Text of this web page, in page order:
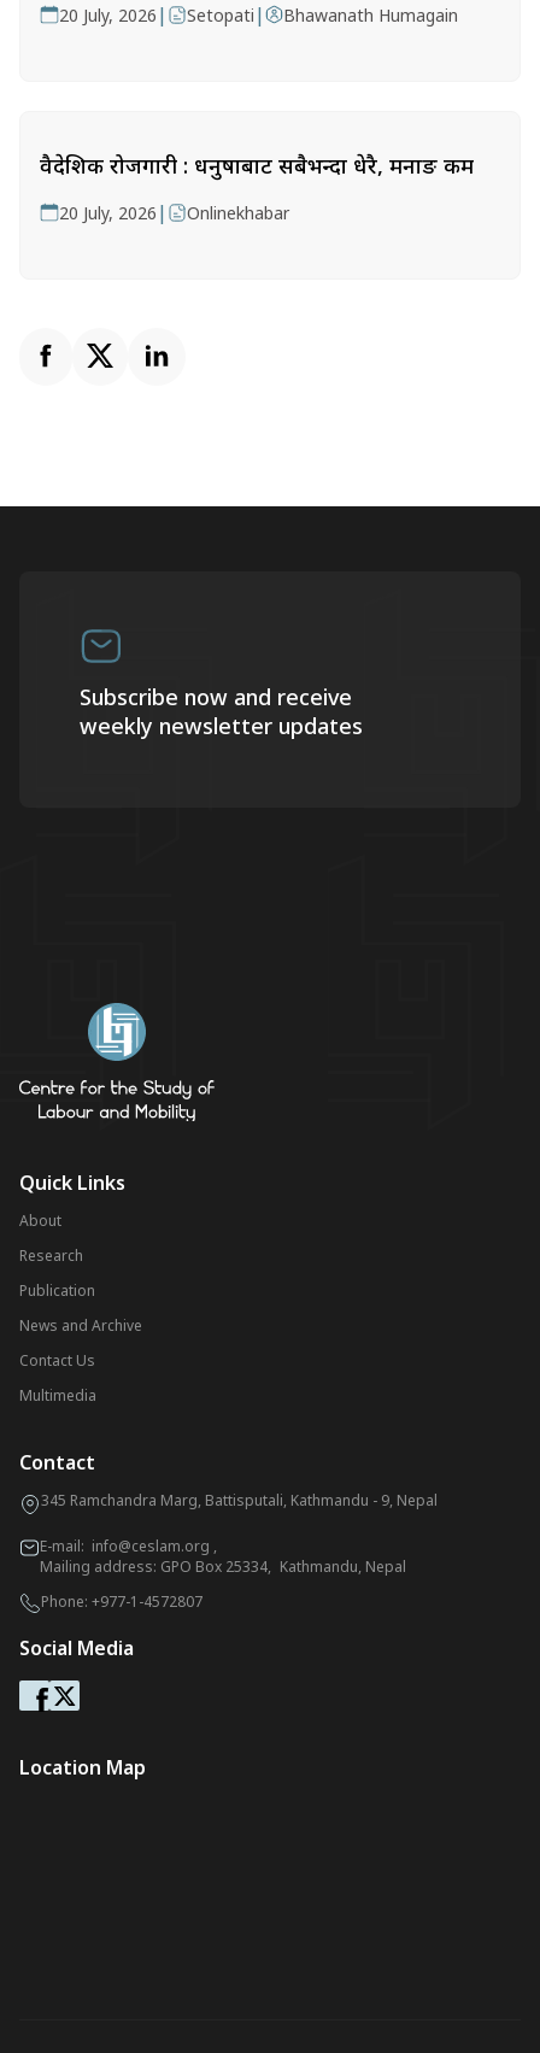
20 July, 2026 | Setopati | Bhawanath Humagain
वैदेशिक रोजगारी : धनुषाबाट सबैभन्दा धेरै, मनाङ कम
20 July, 2026 | Onlinekhabar
Subscribe now and receive
weekly newsletter updates
Quick Links
About
Research
Publication
News and Archive
Contact Us
Multimedia
Contact
345 Ramchandra Marg, Battisputali, Kathmandu - 9, Nepal
E-mail: info@ceslam.org ,
Mailing address: GPO Box 25334, Kathmandu, Nepal
Phone: +977-1-4572807
Social Media
Location Map